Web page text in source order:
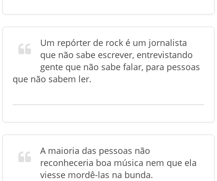
Um repórter de rock é um jornalista
que não sabe escrever, entrevistando
gente que não sabe falar, para pessoas
que não sabem ler.
A maioria das pessoas não
reconheceria boa música nem que ela
viesse mordê-las na bunda.